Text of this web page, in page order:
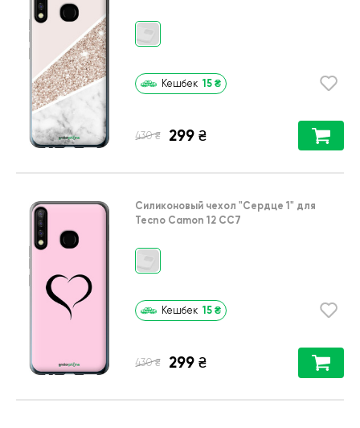
Кешбек 15 ₴
430 ₴ 299 ₴
Силиконовый чехол "Сердце 1" для
Tecno Camon 12 CC7
Кешбек 15 ₴
430 ₴ 299 ₴